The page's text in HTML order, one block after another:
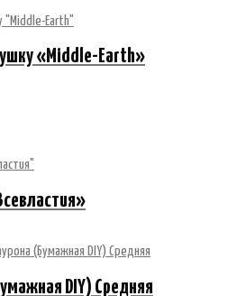
«Middle-Earth»
DIY) Средняя